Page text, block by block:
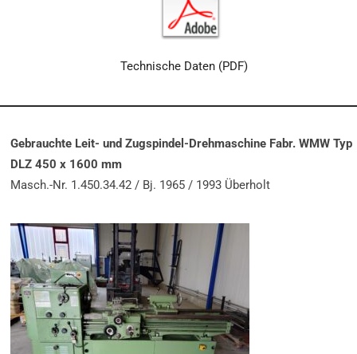
Technische Daten (PDF)
Gebrauchte Leit- und Zugspindel-Drehmaschine Fabr. WMW Typ
DLZ 450 x 1600 mm
Masch.-Nr. 1.450.34.42 / Bj. 1965 / 1993 Überholt